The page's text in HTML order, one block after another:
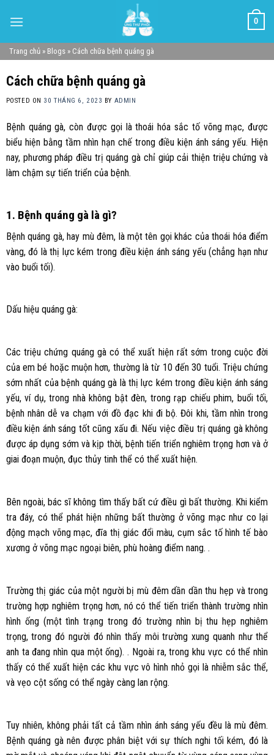
0
Trang chủ » Blogs » Cách chữa bệnh quáng gà
Cách chữa bệnh quáng gà
POSTED ON 30 THÁNG 6, 2023 BY ADMIN
Bệnh quáng gà, còn được gọi là thoái hóa sắc tố võng mạc, được
biểu hiện bằng tầm nhìn hạn chế trong điều kiện ánh sáng yếu. Hiện
nay, phương pháp điều trị quáng gà chỉ giúp cải thiện triệu chứng và
làm chậm sự tiến triển của bệnh.
1. Bệnh quáng gà là gì?
Bệnh quáng gà, hay mù đêm, là một tên gọi khác của thoái hóa điểm
vàng, đó là thị lực kém trong điều kiện ánh sáng yếu (chẳng hạn như
vào buổi tối).
Dấu hiệu quáng gà:
Các triệu chứng quáng gà có thể xuất hiện rất sớm trong cuộc đời
của em bé hoặc muộn hơn, thường là từ 10 đến 30 tuổi. Triệu chứng
sớm nhất của bệnh quáng gà là thị lực kém trong điều kiện ánh sáng
yếu, ví dụ, trong nhà không bật đèn, trong rạp chiếu phim, buổi tối,
bệnh nhân dễ va chạm với đồ đạc khi đi bộ. Đôi khi, tầm nhìn trong
điều kiện ánh sáng tốt cũng xấu đi. Nếu việc điều trị quáng gà không
được áp dụng sớm và kịp thời, bệnh tiến triển nghiêm trọng hơn và ở
giai đoạn muộn, đục thủy tinh thể có thể xuất hiện.
Bên ngoài, bác sĩ không tìm thấy bất cứ điều gì bất thường. Khi kiểm
tra đáy, có thể phát hiện những bất thường ở võng mạc như co lại
động mạch võng mạc, đĩa thị giác đổi màu, cụm sắc tố hình tế bào
xương ở võng mạc ngoại biên, phù hoàng điểm nang. .
Trường thị giác của một người bị mù đêm dần dần thu hẹp và trong
trường hợp nghiêm trọng hơn, nó có thể tiến triển thành trường nhìn
hình ống (một tình trạng trong đó trường nhìn bị thu hẹp nghiêm
trọng, trong đó người đó nhìn thấy môi trường xung quanh như thể
anh ta đang nhìn qua một ống). . Ngoài ra, trong khu vực có thể nhìn
thấy có thể xuất hiện các khu vực vô hình nhỏ gọi là nhiễm sắc thể,
và vẹo cột sống có thể ngày càng lan rộng.
Tuy nhiên, không phải tất cả tầm nhìn ánh sáng yếu đều là mù đêm.
Bệnh quáng gà nên được phân biệt với sự thích nghi tối kém, đó là